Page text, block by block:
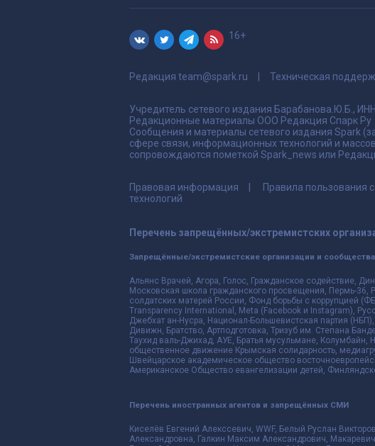
16+
Редакция team@spark.ru Техническая
Учредитель сетевого издания Барабанова.Ю.Б.,
Редакционные материалы ООО Редакция Спарк Ру
Сообщения и материалы сетевого издания Spark
сфере связи, информационных технологий и
сопровождаются пометкой Spark_news или
Правовая информация Правила пользования
технологий
Перечень запрещённых/экстремистских
Запрещённые/экстремистские организации и сообщества
Альянс Врачей, Агора, Голос, Гражданское содействие,
Московская школа гражданского просвещения, Пермь-36,
солдатских матерей России, Фонд борьбы с коррупцией
Transparency International, Meta (Facebook и Instagram),
Джебхат ан-Нусра, Национал-Большевистская партия
Дивижн, Братство, Артподготовка, Тризуб им. Степана
Таухид валь-Джихад, АУЕ, Братья мусульмане, Колумбайн,
общественное движение Крымская солидарность,
Швейцарское академическое общество
Американское Общество евангелизации детей,
Перечень иностранных агентов и запрещённых СМИ
Киселёв Евгений Алекссевич, WWF, Белый Руслан
Александровна, Галкин Максим Александрович,